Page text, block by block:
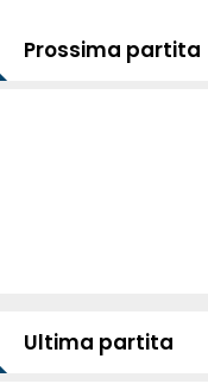
Prossima partita
Ultima partita